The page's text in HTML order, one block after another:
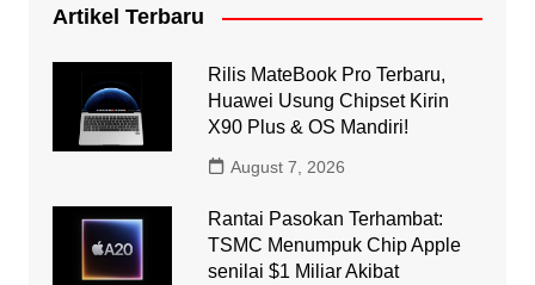
Artikel Terbaru
Rilis MateBook Pro Terbaru,
Huawei Usung Chipset Kirin
X90 Plus & OS Mandiri!
August 7, 2026
Rantai Pasokan Terhambat:
TSMC Menumpuk Chip Apple
senilai $1 Miliar Akibat